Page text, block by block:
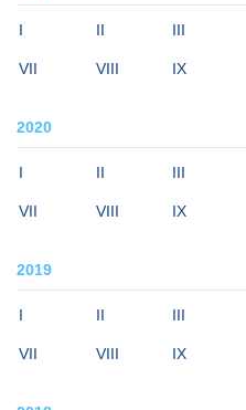
I II III
VII VIII IX
2020
I II III
VII VIII IX
2019
I II III
VII VIII IX